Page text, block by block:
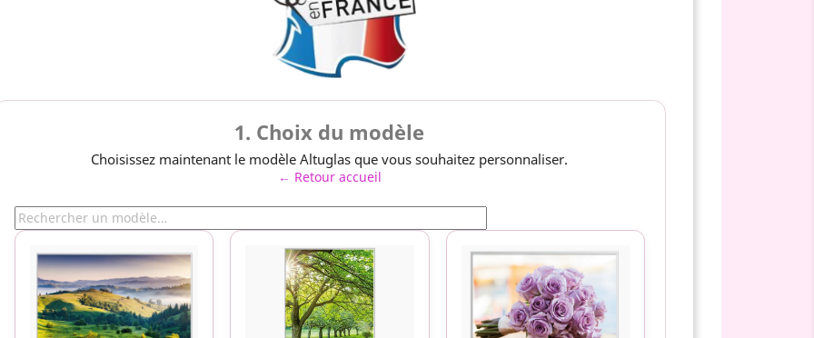
1. Choix du modèle
Choisissez maintenant le modèle Altuglas que vous souhaitez personnaliser.
← Retour accueil